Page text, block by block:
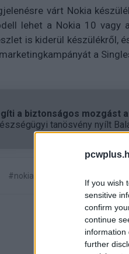
If you wish
sensitive
confirm
continue
information
further
várt Nokia
lehet a Nokia 10 vagy
is kiderül készülékről,
a
a biztonságos mozgást
tanösvény nyílt
#nokia 10